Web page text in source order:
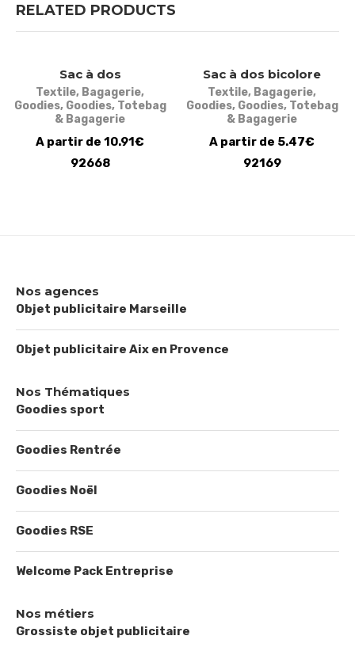
RELATED PRODUCTS
Sac à dos
Textile, Bagagerie,
Goodies, Goodies, Totebag
& Bagagerie
A partir de 10.91€
92668
Sac à dos bicolore
Textile, Bagagerie,
Goodies, Goodies, Totebag
& Bagagerie
A partir de 5.47€
92169
Nos agences
Objet publicitaire Marseille
Objet publicitaire Aix en Provence
Nos Thématiques
Goodies sport
Goodies Rentrée
Goodies Noël
Goodies RSE
Welcome Pack Entreprise
Nos métiers
Grossiste objet publicitaire